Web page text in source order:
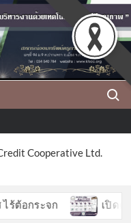
Cooperative Ltd.
อกระจก เปิดตัวฟีเ